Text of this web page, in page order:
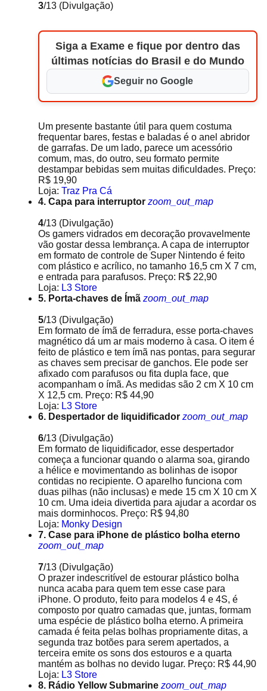
3/13 (Divulgação)
Siga a Exame e fique por dentro das
últimas notícias do Brasil e do Mundo
Seguir no Google
Um presente bastante útil para quem costuma
frequentar bares, festas e baladas é o anel abridor
de garrafas. De um lado, parece um acessório
comum, mas, do outro, seu formato permite
destampar bebidas sem muitas dificuldades. Preço:
R$ 19,90
Loja: Traz Pra Cá
4. Capa para interruptor zoom_out_map
4/13 (Divulgação)
Os gamers vidrados em decoração provavelmente
vão gostar dessa lembrança. A capa de interruptor
em formato de controle de Super Nintendo é feito
com plástico e acrílico, no tamanho 16,5 cm X 7 cm,
e entrada para parafusos. Preço: R$ 22,90
Loja: L3 Store
5. Porta-chaves de Ímã zoom_out_map
5/13 (Divulgação)
Em formato de ímã de ferradura, esse porta-chaves
magnético dá um ar mais moderno à casa. O item é
feito de plástico e tem ímã nas pontas, para segurar
as chaves sem precisar de ganchos. Ele pode ser
afixado com parafusos ou fita dupla face, que
acompanham o ímã. As medidas são 2 cm X 10 cm
X 12,5 cm. Preço: R$ 44,90
Loja: L3 Store
6. Despertador de liquidificador zoom_out_map
6/13 (Divulgação)
Em formato de liquidificador, esse despertador
começa a funcionar quando o alarma soa, girando
a hélice e movimentando as bolinhas de isopor
contidas no recipiente. O aparelho funciona com
duas pilhas (não inclusas) e mede 15 cm X 10 cm X
10 cm. Uma ideia divertida para ajudar a acordar os
mais dorminhocos. Preço: R$ 94,80
Loja: Monky Design
7. Case para iPhone de plástico bolha eterno
zoom_out_map
7/13 (Divulgação)
O prazer indescritível de estourar plástico bolha
nunca acaba para quem tem esse case para
iPhone. O produto, feito para modelos 4 e 4S, é
composto por quatro camadas que, juntas, formam
uma espécie de plástico bolha eterno. A primeira
camada é feita pelas bolhas propriamente ditas, a
segunda traz botões para serem apertados, a
terceira emite os sons dos estouros e a quarta
mantém as bolhas no devido lugar. Preço: R$ 44,90
Loja: L3 Store
8. Rádio Yellow Submarine zoom_out_map